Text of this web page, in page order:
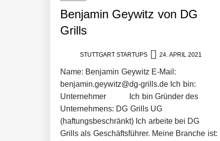
Benjamin Geywitz von DG
Grills
STUTTGART STARTUPS 24. APRIL 2021
Name: Benjamin Geywitz E-Mail:
benjamin.geywitz@dg-grills.de Ich bin:
Unternehmer Ich bin Gründer des
Unternehmens: DG Grills UG
(haftungsbeschränkt) Ich arbeite bei DG
Grills als Geschäftsführer. Meine Branche ist:
Pyck im Employer Portrait
Matthias Nagel von Pyck
Maximilian Mack von Pyck